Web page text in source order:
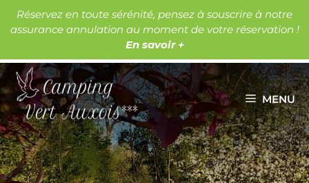
Aller
au
Réservez en toute sérénité, pensez à souscrire à notre
assurance annulation au moment de votre réservation !
En savoir +
MENU
Les lacs
Les châteaux